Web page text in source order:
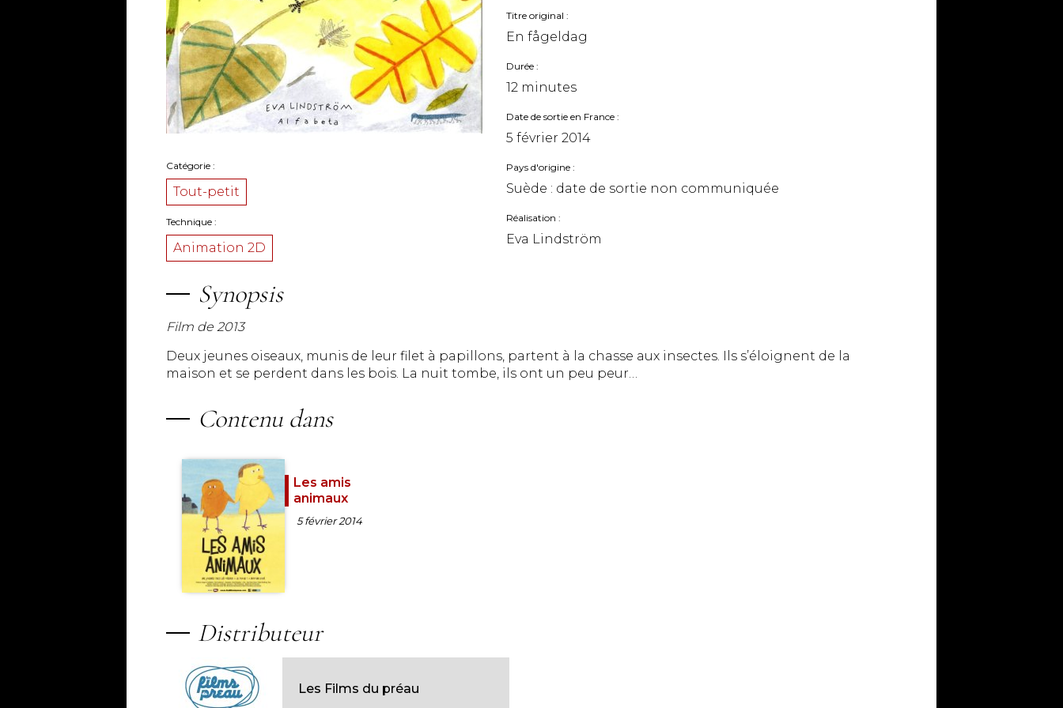
Catégorie
Tout-petit
Technique
Animation 2D
Titre original
En fågeldag
Durée
12 minutes
Date de sortie en France
5 février 2014
Pays d'origine
Suède : date de sortie non communiquée
Réalisation
Eva Lindström
Synopsis
Film de 2013
Deux jeunes oiseaux, munis de leur filet à papillons, partent à la chasse aux insectes. Ils s’éloignent de la
maison et se perdent dans les bois. La nuit tombe, ils ont un peu peur…
Contenu dans
Les amis
animaux
5 février 2014
Distributeur
Les Films du préau